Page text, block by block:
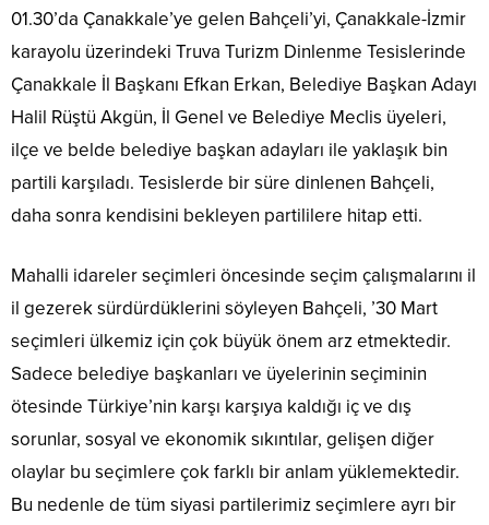
01.30’da Çanakkale’ye gelen Bahçeli’yi, Çanakkale-İzmir
karayolu üzerindeki Truva Turizm Dinlenme Tesislerinde
Çanakkale İl Başkanı Efkan Erkan, Belediye Başkan Adayı
Halil Rüştü Akgün, İl Genel ve Belediye Meclis üyeleri,
ilçe ve belde belediye başkan adayları ile yaklaşık bin
partili karşıladı. Tesislerde bir süre dinlenen Bahçeli,
daha sonra kendisini bekleyen partililere hitap etti.
Mahalli idareler seçimleri öncesinde seçim çalışmalarını il
il gezerek sürdürdüklerini söyleyen Bahçeli, ’30 Mart
seçimleri ülkemiz için çok büyük önem arz etmektedir.
Sadece belediye başkanları ve üyelerinin seçiminin
ötesinde Türkiye’nin karşı karşıya kaldığı iç ve dış
sorunlar, sosyal ve ekonomik sıkıntılar, gelişen diğer
olaylar bu seçimlere çok farklı bir anlam yüklemektedir.
Bu nedenle de tüm siyasi partilerimiz seçimlere ayrı bir